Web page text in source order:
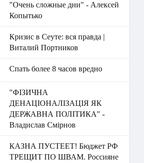
"Очень сложные дни" - Алексей
Копытько
Кризис в Сеуте: вся правда |
Виталий Портников
Спать более 8 часов вредно
"ФІЗИЧНА
ДЕНАЦІОНАЛІЗАЦІЯ ЯК
ДЕРЖАВНА ПОЛІТИКА" -
Владислав Смірнов
КАЗНА ПУСТЕЕТ! Бюджет РФ
ТРЕЩИТ ПО ШВАМ. Россияне